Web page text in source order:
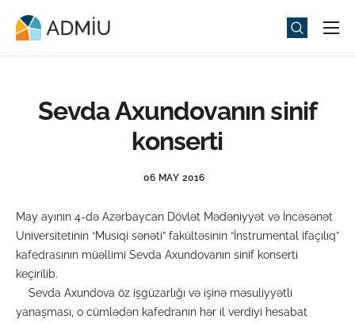
Universitet
Media
Universitet həyatı
ADMIU Sİ
eMağaza
Sevda Axundovanın sinif
konserti
06 MAY 2016
May ayının 4-də Azərbaycan Dövlət Mədəniyyət və İncəsənət
Universitetinin “Musiqi sənəti” fakültəsinin “İnstrumental ifaçılıq”
kafedrasının müəllimi Sevda Axundovanın sinif konserti
keçirilib.
Sevda Axundova öz işgüzarlığı və işinə məsuliyyətli
yanaşması, o cümlədən kafedranın hər il verdiyi hesabat